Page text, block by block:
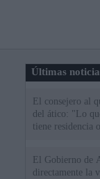
Últimas
El consejero al
del ático: "Lo
tiene residencia
El Gobierno de
directamente la